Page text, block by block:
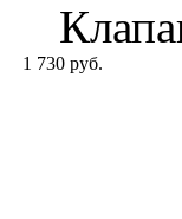
1 730 руб.